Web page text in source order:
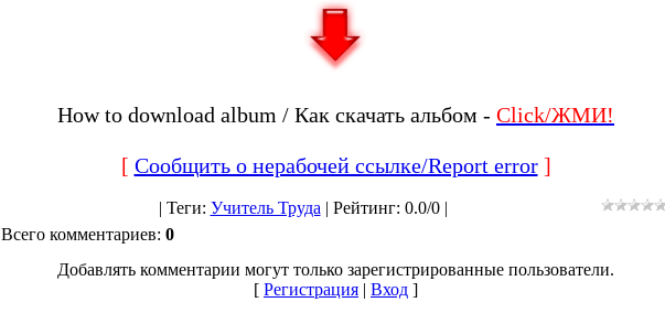
How to download album / Как скачать альбом - Click/ЖМИ!
[ Сообщить о нерабочей ссылке/Report error]
| Теги: Учитель Труда | Рейтинг: 0.0/0 |
Всего комментариев: 0
Добавлять комментарии могут только зарегистрированные пользователи.
[ Регистрация | Вход ]